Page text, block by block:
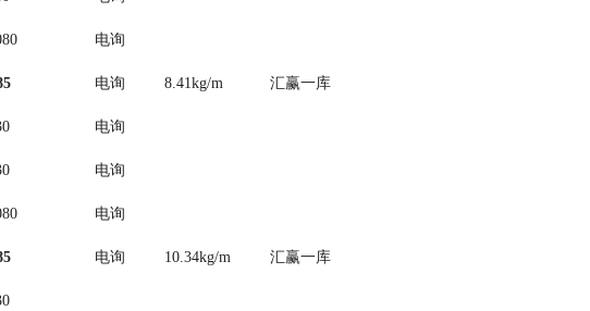
电询
电询 8.41kg/m 汇赢一库
电询
电询
电询
电询 10.34kg/m 汇赢一库